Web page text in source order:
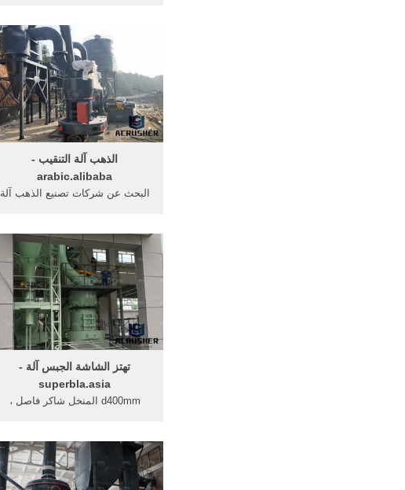
الذهب آلة التنقيب -
arabic.alibaba
البحث عن شركات تصنيع الذهب آلة
تهتز الشاشة الجبس آلة -
superbla.asia
d400mm المنخل شاكر فاصل ،
...